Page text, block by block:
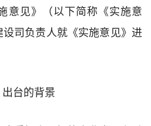
意见》（以下简称《实施意
司负责人就《实施意见》进
台的背景